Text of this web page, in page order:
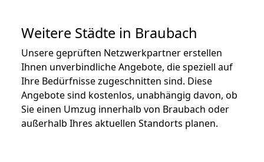
Weitere Städte in Braubach
Unsere geprüften Netzwerkpartner erstellen
Ihnen unverbindliche Angebote, die speziell auf
Ihre Bedürfnisse zugeschnitten sind. Diese
Angebote sind kostenlos, unabhängig davon, ob
Sie einen Umzug innerhalb von Braubach oder
außerhalb Ihres aktuellen Standorts planen.